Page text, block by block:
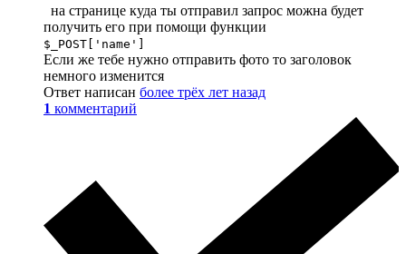
на странице куда ты отправил запрос можна будет
получить его при помощи функции
$_POST['name']
Если же тебе нужно отправить фото то заголовок
немного изменится
Ответ написан более трёх лет назад
1 комментарий